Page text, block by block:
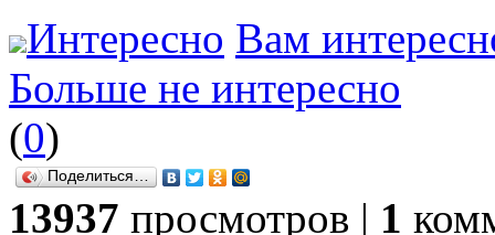
Интересно Вам
Больше не интересно
(0)
Поделиться…
13937 просмотров | 1